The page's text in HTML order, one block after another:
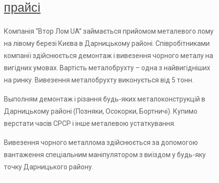
прайсі
Компанія “Втор Лом UA” займається прийомом металевого лому
на лівому березі Києва в Дарницькому районі. Співробітниками
компанії здійснюється демонтаж і вивезення чорного металу на
вигідних умовах. Вартість металобрухту – одна з найвигідніших
на ринку. Вивезення металобрухту виконується від 5 тонн.
Выполням демонтаж і різання будь-яких металоконструкцій в
Дарницькому районі (Позняки, Осокорки, Бортничі). Купимо
верстати часів СРСР і інше металевою устаткування.
Вивезення чорного металлома здійснюється за допомогою
вантаження спеціальним маніпулятором з виїздом у будь-яку
точку Дарницького району.